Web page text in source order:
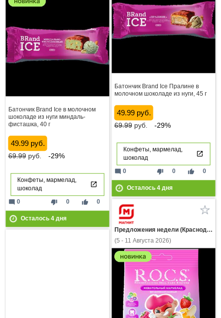
Батончик Brand Ice Пралине в
молочном шоколаде из нуги, 45 г
49.99 руб.
69.99руб. -29%
Конфеты, мармелад,
шоколад
thumb_down 0 thumb_up 0
mode_comment 0
Осталось 4дня
Батончик Brand Ice в молочном
шоколаде из нуги миндаль-
фисташка, 40 г
49.99 руб.
69.99руб. -29%
Конфеты, мармелад,
шоколад
thumb_down 0 thumb_up 0
mode_comment 0
Осталось 4дня
Предложения недели (Краснодарский край)
(5 - 11 Августа 2026)